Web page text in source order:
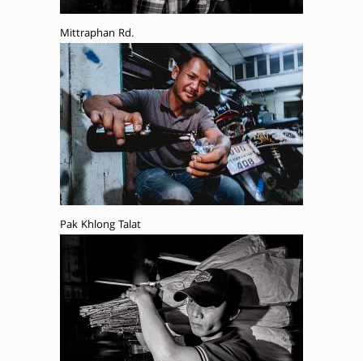
Mittraphan Rd.
Pak Khlong Talat